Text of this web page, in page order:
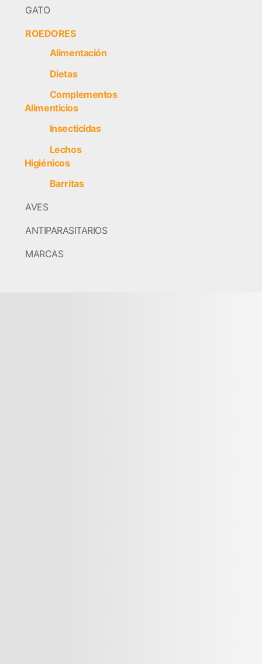
GATO
ROEDORES
Alimentación ​
Dietas ​
Complementos
Alimenticios
Insecticidas
Lechos
Higiénicos
Barritas
AVES
ANTIPARASITARIOS
MARCAS